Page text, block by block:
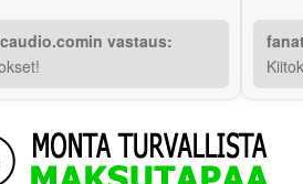
vastaus: